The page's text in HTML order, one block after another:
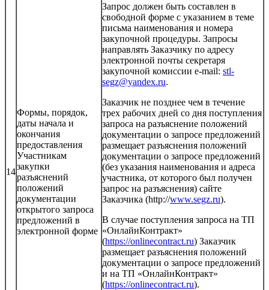
14
Формы, порядок,
даты начала и
окончания
предоставления
Участникам
закупки
разъяснений
положений
документации
открытого запроса
предложений в
электронной форме
Запрос должен быть составлен в
свободной форме с указанием в теме
письма наименования и номера
закупочной процедуры. Запросы
направлять Заказчику по адресу
электронной почты секретаря
закупочной комиссии e-mail: stl-
segz@yandex.ru.
Заказчик не позднее чем в течение
трех рабочих дней со дня поступления
запроса на разъяснение положений
документации о запросе предложений
размещает разъяснения положений
документации о запросе предложений
(без указания наименования и адреса
участника, от которого был получен
запрос на разъяснения) сайте
Заказчика (http://www.segz.ru).
В случае поступления запроса на ТП
«ОнлайнКонтракт»
(https://onlinecontract.ru) Заказчик
размещает разъяснения положений
документации о запросе предложений
и на ТП «ОнлайнКонтракт»
(https://onlinecontract.ru).